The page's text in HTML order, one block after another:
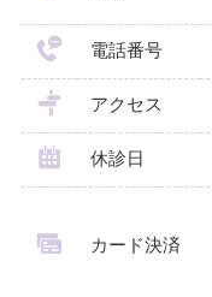
電話番号
アクセス
休診日
カード決済